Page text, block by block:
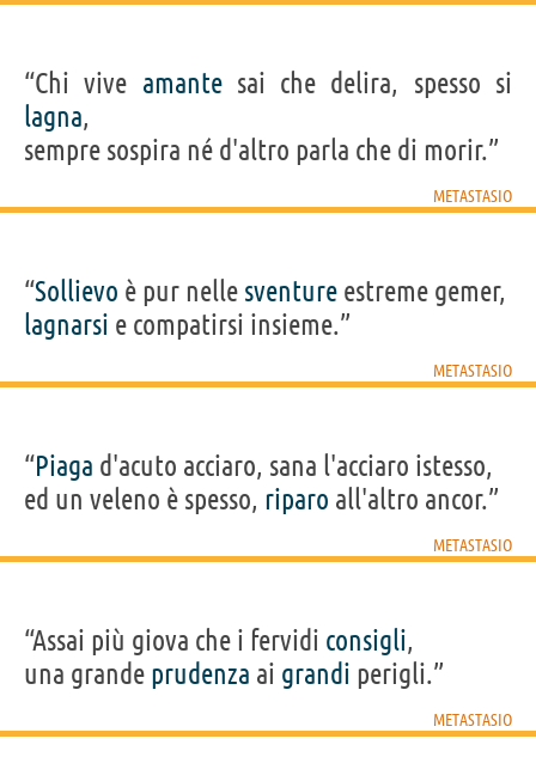
“Chi vive amantesai che delira, spesso si
lagna,
sempre sospira né d'altro parla che di morir.”
METASTASIO
“Sollievo è pur nelle sventure estreme gemer,
lagnarsi e compatirsi insieme.”
METASTASIO
“Piaga d'acuto acciaro, sana l'acciaro istesso,
ed un veleno è spesso, riparo all'altro ancor.”
METASTASIO
“Assai più giova che i fervidi consigli,
una grande prudenza ai grandi perigli.”
METASTASIO